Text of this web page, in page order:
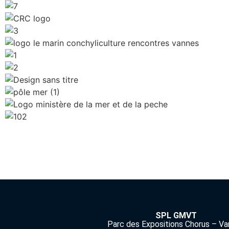
SPL GMVT
Parc des Expositions Chorus –